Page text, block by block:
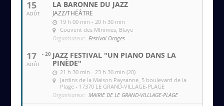
15
AOÛT
LA BARONNE DU JAZZ
JAZZ/THÉÂTRE
19 h 00 min - 20 h 30 min
Couvent des MInimes, Blaye
Organisateur: Festival Orages
17
AOÛT
- 20 JAZZ FESTIVAL "UN PIANO DANS LA
PINÈDE"
21 h 30 min - 23 h 30 min (20)
Jardins de la Maison Paysanne, 5 boulevard de la
Plage - 17370 LE GRAND-VILLAGE-PLAGE
Organisateur: MAIRIE DE LE GRAND-VILLLAGE-PLAGE